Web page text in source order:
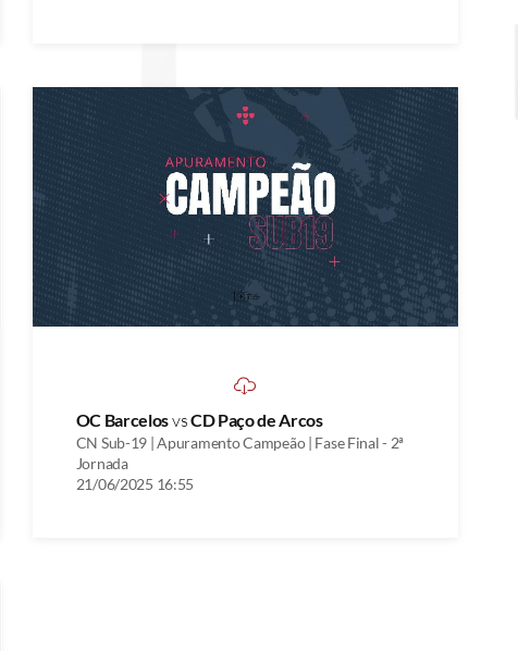
OC BarcelosvsCD Paço de Arcos
CN Sub-19 | Apuramento Campeão | Fase Final - 2ª
Jornada
21/06/2025 16:55